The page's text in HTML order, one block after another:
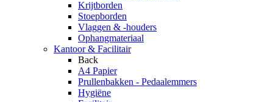
Krijtborden
Stoepborden
Vlaggen & -houders
Ophangmateriaal
Kantoor & Facilitair
Back
A4 Papier
Prullenbakken - Pedaalemmers
Hygiëne